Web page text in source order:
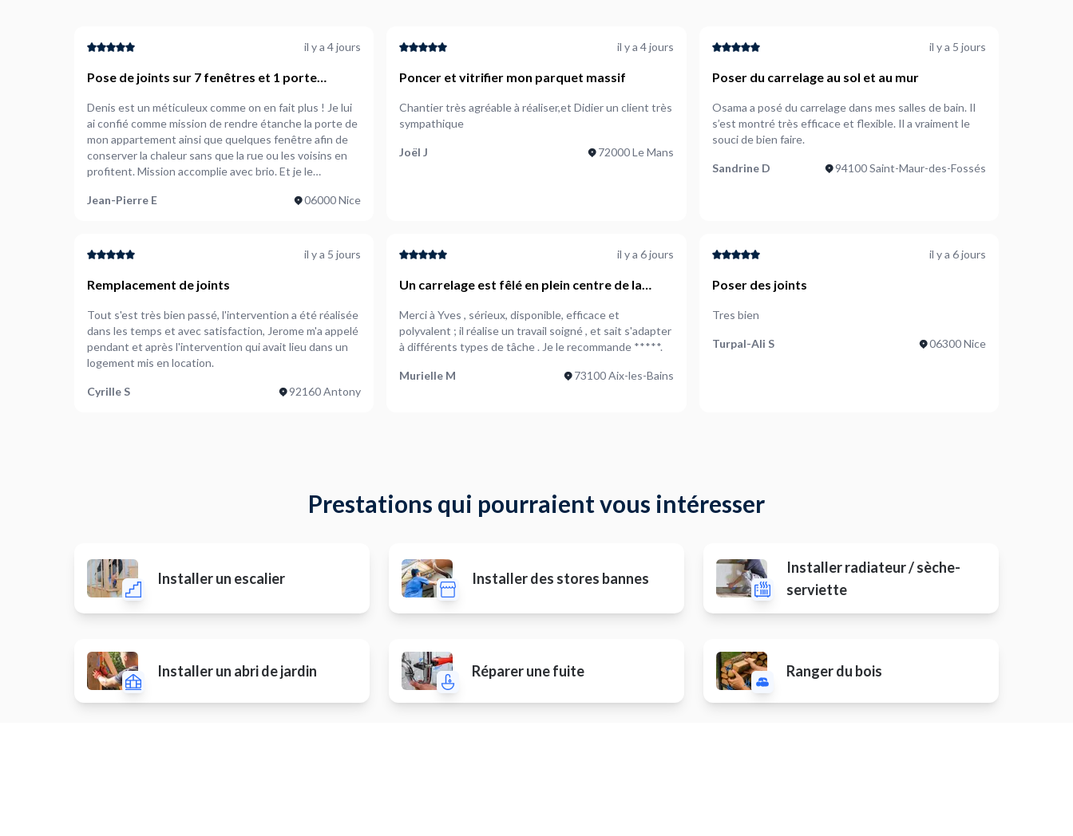
il y a 4 jours
Pose de joints sur 7 fenêtres et 1 porte
Denis est un méticuleux comme on en fait plus ! Je lui
ai confié comme mission de rendre étanche la porte de
mon appartement ainsi que quelques fenêtre afin de
conserver la chaleur sans que la rue ou les voisins en
profitent. Mission accomplie avec brio. Et je le
nombreux types de missions !
Jean-Pierre E 06000 Nice
il y a 4 jours
Poncer et vitrifier mon parquet massif
Chantier très agréable à réaliser,et Didier un client très
sympathique
Joël J 72000 Le Mans
il y a 5 jours
Poser du carrelage au sol et au mur
Osama a posé du carrelage dans mes salles de bain. Il
s’est montré très efficace et flexible. Il a vraiment le
souci de bien faire.
Sandrine D 94100 Saint-Maur-des-Fossés
il y a 5 jours
Remplacement de joints
Tout s'est très bien passé, l'intervention a été réalisée
dans les temps et avec satisfaction, Jerome m'a appelé
pendant et après l'intervention qui avait lieu dans un
logement mis en location.
Cyrille S 92160 Antony
il y a 6 jours
Un carrelage est fêlé en plein centre de la
Merci à Yves , sérieux, disponible, efficace et
polyvalent ; il réalise un travail soigné , et sait s'adapter
à différents types de tâche . Je le recommande *****.
Murielle M 73100 Aix-les-Bains
il y a 6 jours
Poser des joints
Tres bien
Turpal-Ali S 06300 Nice
Prestations qui pourraient vous intéresser
Installer un escalier Installer des stores bannes
Installer radiateur / sèche-
serviette
Installer un abri de jardin Réparer une fuite Ranger du bois